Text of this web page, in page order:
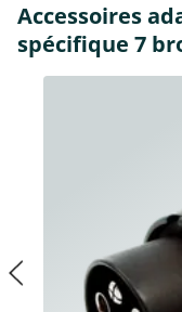
Accessoires
spécifique 7